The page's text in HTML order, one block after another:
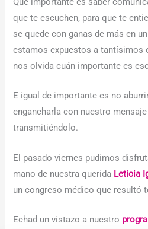
que te escuchen, para que te
se quede con ganas de más en
estamos expuestos a tantísimos
nos olvida cuán importante es
E igual de importante es no
engancharla con nuestro
transmitiéndolo.
El pasado viernes pudimos
mano de nuestra querida Leticia
un congreso médico que resultó
Echad un vistazo a nuestro